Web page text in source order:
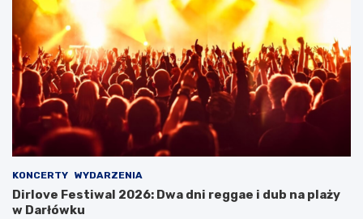
KONCERTY WYDARZENIA
Dirlove Festiwal 2026: Dwa dni reggae i dub na plaży
w Darłówku